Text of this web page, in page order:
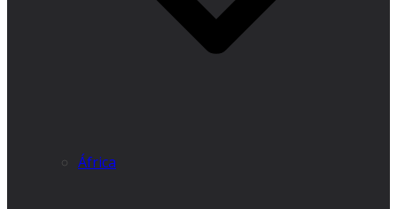
África